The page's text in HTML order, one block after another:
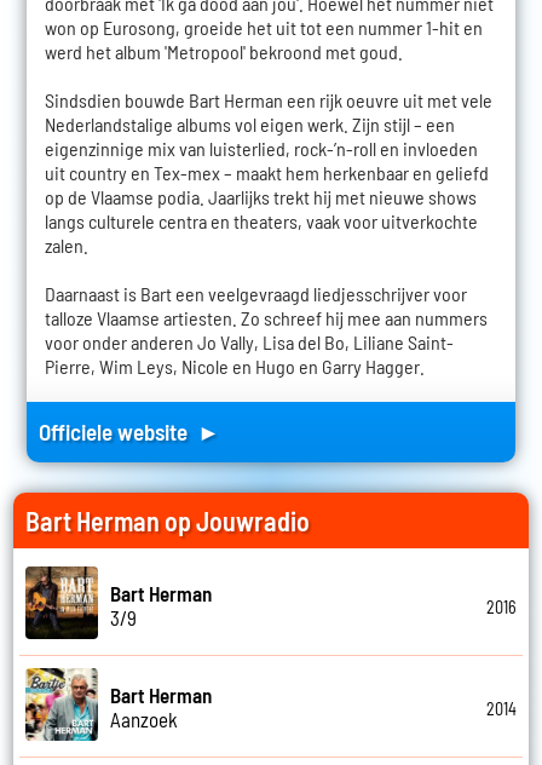
won op Eurosong, groeide het uit tot een nummer 1-hit en
werd het album 'Metropool' bekroond met goud.
Sindsdien bouwde Bart Herman een rijk oeuvre uit met vele
Nederlandstalige albums vol eigen werk. Zijn stijl – een
eigenzinnige mix van luisterlied, rock-’n-roll en invloeden
uit country en Tex-mex – maakt hem herkenbaar en geliefd
op de Vlaamse podia. Jaarlijks trekt hij met nieuwe shows
langs culturele centra en theaters, vaak voor uitverkochte
zalen.
Daarnaast is Bart een veelgevraagd liedjesschrijver voor
talloze Vlaamse artiesten. Zo schreef hij mee aan nummers
voor onder anderen Jo Vally, Lisa del Bo, Liliane Saint-
Pierre, Wim Leys, Nicole en Hugo en Garry Hagger.
Officiele website ►
Bart Herman op Jouwradio
Bart Herman
3/9
2016
Bart Herman
Aanzoek
2014